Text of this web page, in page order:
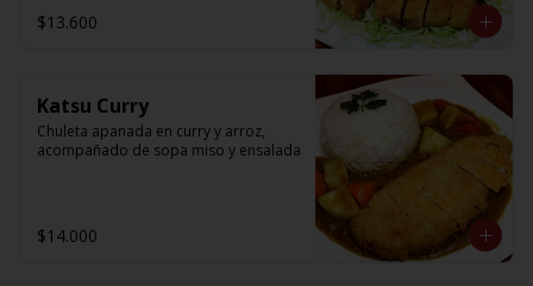
$13.600
Katsu Curry
Chuleta apanada en curry y arroz,
acompañado de sopa miso y ensalada
$14.000